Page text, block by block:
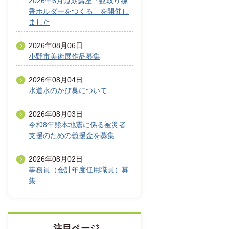
香ホルダーをつくる」を開催し
ました
2026年08月06日
小野市美術展作品募集
2026年08月04日
水道水のかび臭について
2026年08月03日
令和8年熊本地震に係る被災者
支援のための義援金を募集
2026年08月02日
事務員（会計年度任用職員）募
集